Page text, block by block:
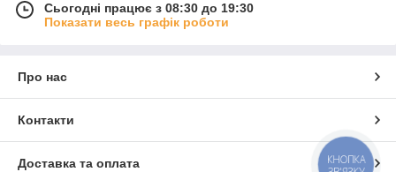
Сьогодні працює з 08:30 до 19:30
Показати весь графік роботи
Про нас
Контакти
Доставка та оплата
КНОПКА